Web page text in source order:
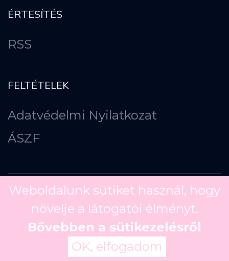
ÉRTESÍTÉS
RSS
FELTÉTELEK
Adatvédelmi Nyilatkozat
ÁSZF
Copyright © 2026
Weboldalunk sütiket használ, hogy
növelje a látogatói élményt.
Bővebben a sütikezelésről
OK, elfogadom